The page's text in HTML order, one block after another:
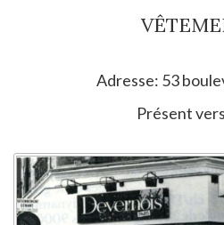
Adresse: 53
Présent